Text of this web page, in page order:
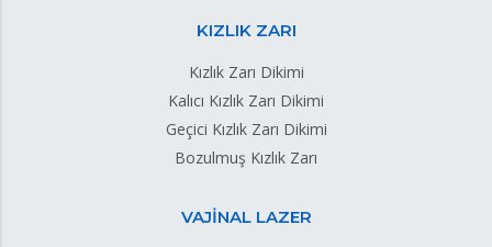
KIZLIK ZARI
Kızlık Zarı Dikimi
Kalıcı Kızlık Zarı Dikimi
Geçici Kızlık Zarı Dikimi
Bozulmuş Kızlık Zarı
VAJİNAL LAZER